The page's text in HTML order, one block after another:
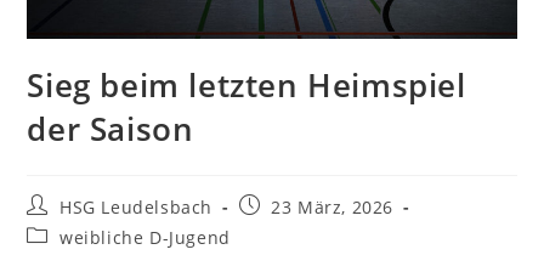
Sieg beim letzten Heimspiel
der Saison
Beitrags-
Autor:
HSG Leudelsbach
Beitrag23 März, 2026
Beitrags-
weibliche D-Jugend